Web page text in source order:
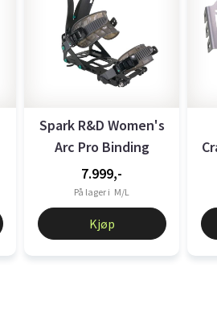
Spark R&D Women's
Arc Pro Binding
Black
7.999,-
På lager i M/L
Kjøp